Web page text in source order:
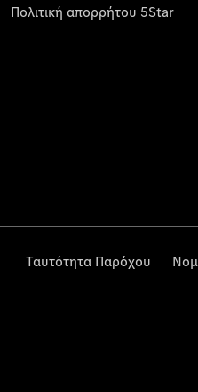
Πολιτική απορρήτου 5Star
Ταυτότητα Παρόχου